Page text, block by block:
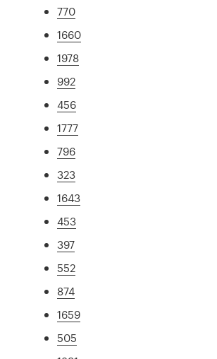
770
1660
1978
992
456
1777
796
323
1643
453
397
552
874
1659
505